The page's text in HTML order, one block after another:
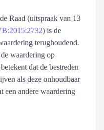
Raad (uitspraak van 13
) is de
terughoudend.
waardering op
dat de bestreden
als deze onhoudbaar
een andere waardering